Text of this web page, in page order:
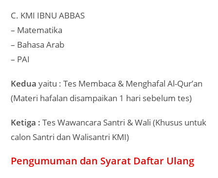
C. KMI IBNU ABBAS
– Matematika
– Bahasa Arab
– PAI
Kedua yaitu : Tes Membaca & Menghafal Al-Qur’an
(Materi hafalan disampaikan 1 hari sebelum tes)
Ketiga :Tes Wawancara Santri & Wali (Khusus untuk
calon Santri dan Walisantri KMI)
Pengumuman dan Syarat Daftar Ulang